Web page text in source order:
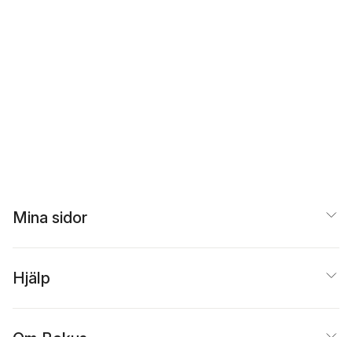
Mina sidor
Hjälp